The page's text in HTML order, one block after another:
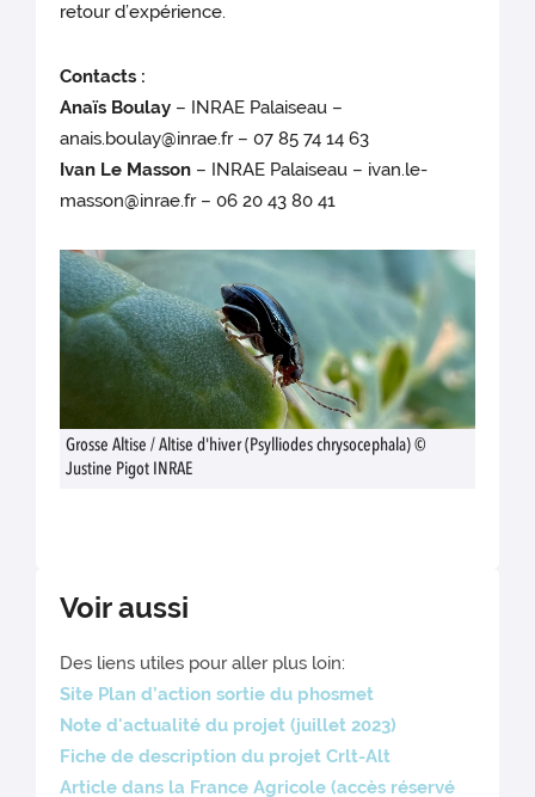
retour d’expérience.
Contacts :
Anaïs Boulay – INRAE Palaiseau –
anais.boulay@inrae.fr – 07 85 74 14 63
Ivan Le Masson – INRAE Palaiseau – ivan.le-
masson@inrae.fr – 06 20 43 80 41
Grosse Altise / Altise d'hiver (Psylliodes chrysocephala) ©
Justine Pigot INRAE
Voir aussi
Des liens utiles pour aller plus loin:
Site Plan d’action sortie du phosmet
Note d'actualité du projet (juillet 2023)
Fiche de description du projet Crlt-Alt
Article dans la France Agricole (accès réservé